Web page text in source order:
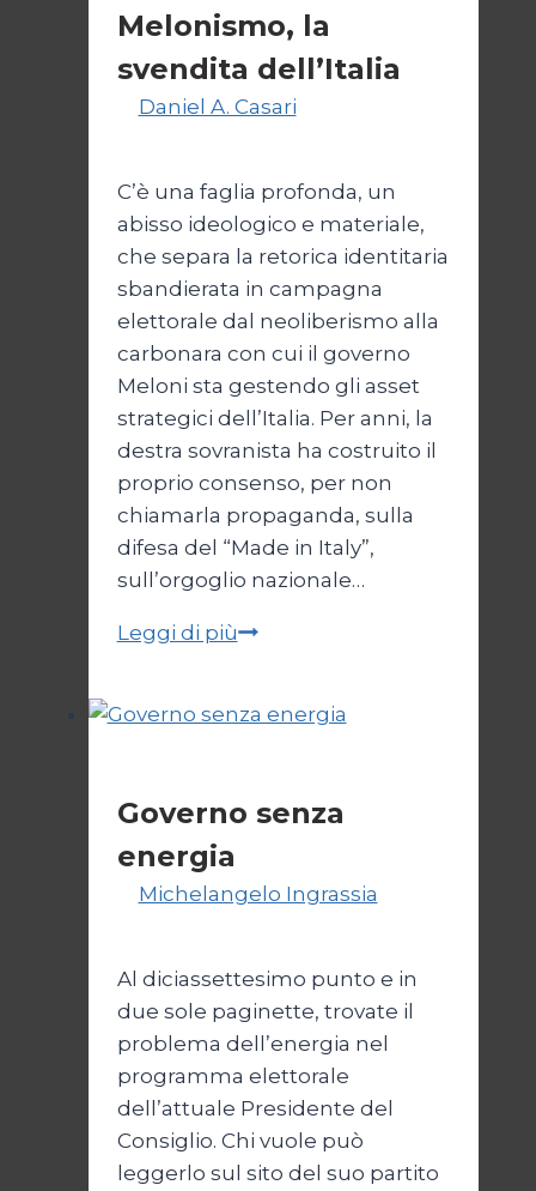
Melonismo, la
svendita dell’Italia
Daniel A. Casari
C’è una faglia profonda, un
abisso ideologico e materiale,
che separa la retorica identitaria
sbandierata in campagna
elettorale dal neoliberismo alla
carbonara con cui il governo
Meloni sta gestendo gli asset
strategici dell’Italia. Per anni, la
destra sovranista ha costruito il
proprio consenso, per non
chiamarla propaganda, sulla
difesa del “Made in Italy”,
sull’orgoglio nazionale…
Leggi di piùMelonismo,
dell’Italia
Governo senza
energia
Michelangelo Ingrassia
Al diciassettesimo punto e in
due sole paginette, trovate il
problema dell’energia nel
programma elettorale
dell’attuale Presidente del
Consiglio. Chi vuole può
leggerlo sul sito del suo partito